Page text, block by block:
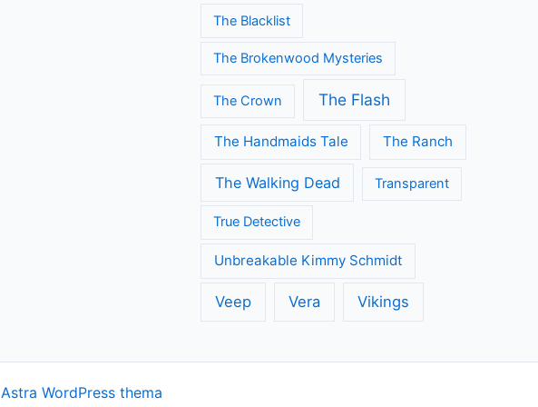
The Blacklist
The Brokenwood Mysteries
The Crown The Flash
The Handmaids Tale The Ranch
The Walking Dead Transparent
True Detective
Unbreakable Kimmy Schmidt
Veep Vera Vikings
Astra WordPress thema